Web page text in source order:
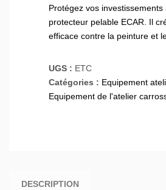
Protégez vos investissements
protecteur pelable ECAR. Il
efficace contre la peinture et
UGS : ETC
Catégories : Equipement
Equipement de l'atelier
DESCRIPTION